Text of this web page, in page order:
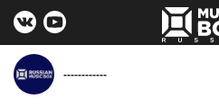
------------